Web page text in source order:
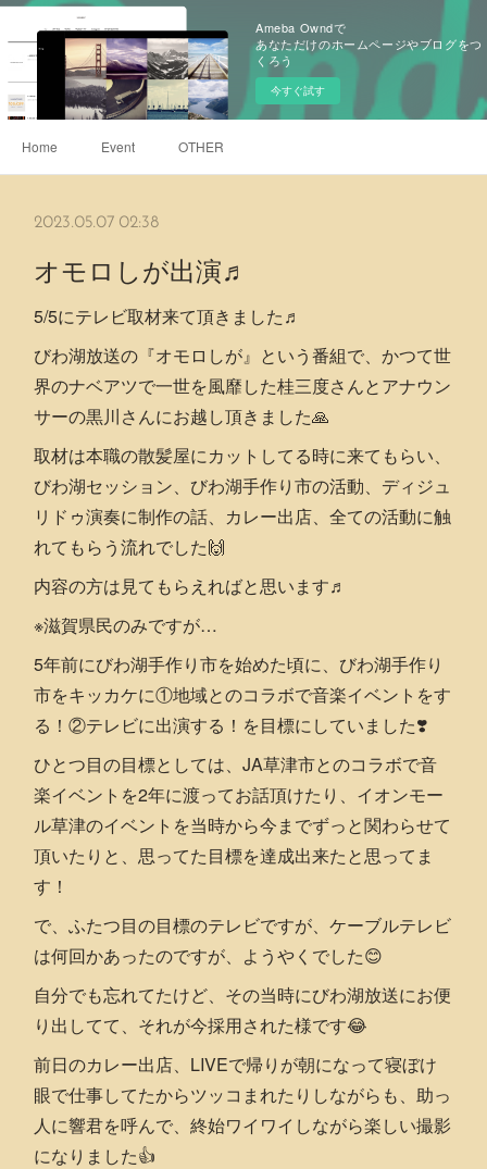
Ameba Owndで
あなただけのホームページやブログをつ
くろう
今すぐ試す
Home Event OTHER
2023.05.07 02:38
オモロしが出演♬
5/5にテレビ取材来て頂きました♬
びわ湖放送の『オモロしが』という番組で、かつて世
界のナベアツで一世を風靡した桂三度さんとアナウン
サーの黒川さんにお越し頂きました🙏
取材は本職の散髪屋にカットしてる時に来てもらい、
びわ湖セッション、びわ湖手作り市の活動、ディジュ
リドゥ演奏に制作の話、カレー出店、全ての活動に触
れてもらう流れでした🙌
内容の方は見てもらえればと思います♬
※滋賀県民のみですが…
5年前にびわ湖手作り市を始めた頃に、びわ湖手作り
市をキッカケに①地域とのコラボで音楽イベントをす
る！②テレビに出演する！を目標にしていました❣️
ひとつ目の目標としては、JA草津市とのコラボで音
楽イベントを2年に渡ってお話頂けたり、イオンモー
ル草津のイベントを当時から今までずっと関わらせて
頂いたりと、思ってた目標を達成出来たと思ってま
す！
で、ふたつ目の目標のテレビですが、ケーブルテレビ
は何回かあったのですが、ようやくでした😊
自分でも忘れてたけど、その当時にびわ湖放送にお便
り出してて、それが今採用された様です😂
前日のカレー出店、LIVEで帰りが朝になって寝ぼけ
眼で仕事してたからツッコまれたりしながらも、助っ
人に響君を呼んで、終始ワイワイしながら楽しい撮影
になりました👍